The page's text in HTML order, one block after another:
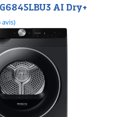
AI Dry+
sur 35 avis.
avis)